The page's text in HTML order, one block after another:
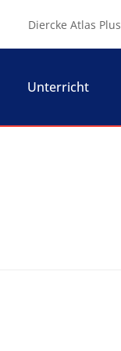
Diercke Atlas Plus
Unterricht